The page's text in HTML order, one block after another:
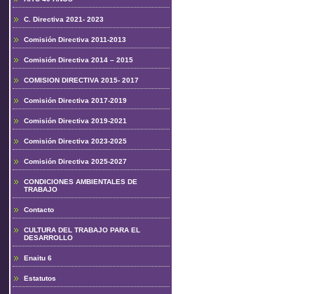
C. Directiva 2021- 2023
Comisión Directiva 2011-2013
Comisión Directiva 2014 – 2015
COMISION DIRECTIVA 2015- 2017
Comisión Directiva 2017-2019
Comisión Directiva 2019-2021
Comisión Directiva 2023-2025
Comisión Directiva 2025-2027
CONDICIONES AMBIENTALES DE
TRABAJO
Contacto
CULTURA DEL TRABAJO PARA EL
DESARROLLO
Enaitu 6
Estatutos